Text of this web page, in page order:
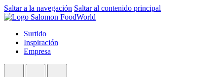
Saltar a la navegación Saltar al contenido principal
Surtido
Inspiración
Empresa